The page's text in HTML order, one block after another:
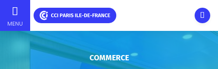
MENU
COMMERCE